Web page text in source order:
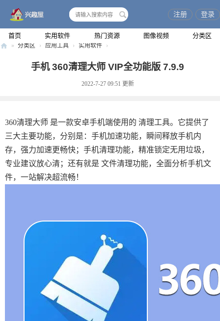
首页 实用软件 热门资源 图像视频 分类区
注册 登录
» 分类区 › 应用工具 › 实用软件 ›
手机 360清理大师 VIP全功能版 7.9.9
2022-7-27 09:51 更新
360清理大师 是一款安卓手机端使用的 清理工具。它提供了
三大主要功能，分别是：手机加速功能，瞬间释放手机内
存，强力加速更畅快；手机清理功能，精准锁定无用垃圾，
专业建议放心清；还有就是 文件清理功能，全面分析手机文
件，一站解决超流畅！